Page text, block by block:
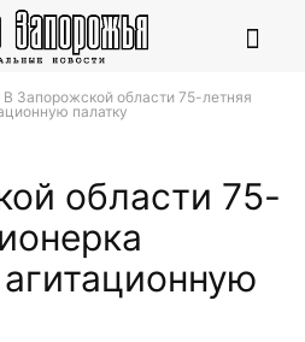
В Запорожской области 75-летняя
палатку
области 75-